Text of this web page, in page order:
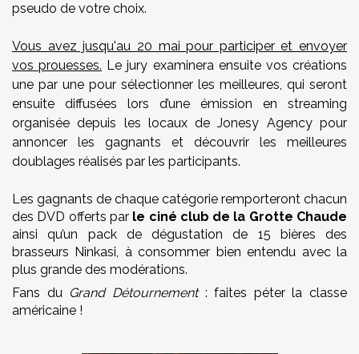
pseudo de votre choix.
Vous avez jusqu'au 20 mai pour participer et envoyer
vos prouesses. Le jury examinera ensuite vos créations
une par une pour sélectionner les meilleures, qui seront
ensuite diffusées lors d’une émission en streaming
organisée depuis les locaux de Jonesy Agency pour
annoncer les gagnants et découvrir les meilleures
doublages réalisés par les participants.
Les gagnants de chaque catégorie remporteront chacun
des DVD offerts par le ciné club de la Grotte Chaude
ainsi qu’un pack de dégustation de 15 bières des
brasseurs Ninkasi, à consommer bien entendu avec la
plus grande des modérations.
Fans du Grand Détournement: faites péter la classe
américaine !